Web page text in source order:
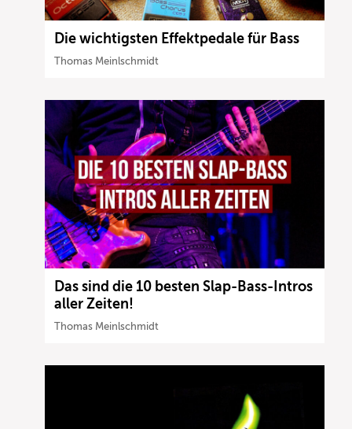
Die wichtigsten Effektpedale für Bass
Thomas Meinlschmidt
Das sind die 10 besten Slap-Bass-Intros
aller Zeiten!
Thomas Meinlschmidt